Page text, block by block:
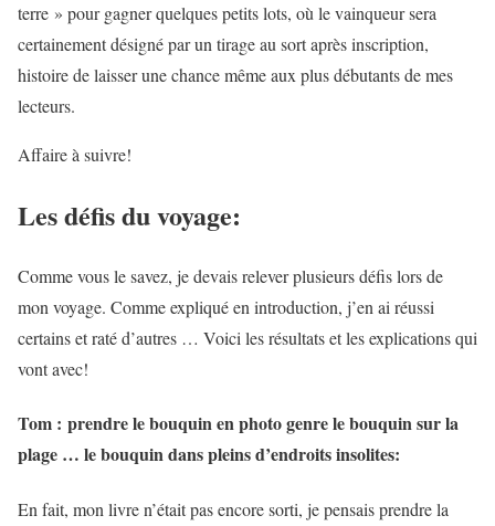
terre » pour gagner quelques petits lots, où le vainqueur sera
certainement désigné par un tirage au sort après inscription,
histoire de laisser une chance même aux plus débutants de mes
lecteurs.
Affaire à suivre!
Les défis du voyage:
Comme vous le savez, je devais relever plusieurs défis lors de
mon voyage. Comme expliqué en introduction, j’en ai réussi
certains et raté d’autres … Voici les résultats et les explications qui
vont avec!
Tom : prendre le bouquin en photo genre le bouquin sur la
plage … le bouquin dans pleins d’endroits insolites:
En fait, mon livre n’était pas encore sorti, je pensais prendre la